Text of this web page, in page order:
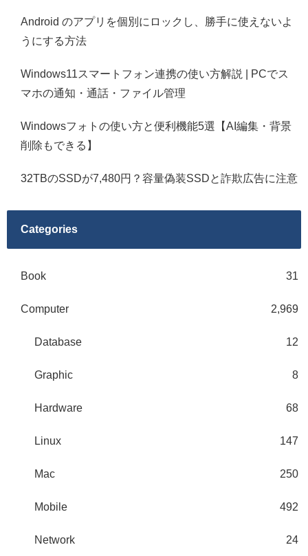
Android のアプリを個別にロックし、勝手に使えないよ
うにする方法
Windows11スマートフォン連携の使い方解説 | PCでス
マホの通知・通話・ファイル管理
Windowsフォトの使い方と便利機能5選【AI編集・背景
削除もできる】
32TBのSSDが7,480円？容量偽装SSDと詐欺広告に注意
Categories
Book 31
Computer 2,969
Database 12
Graphic 8
Hardware 68
Linux 147
Mac 250
Mobile 492
Network 24